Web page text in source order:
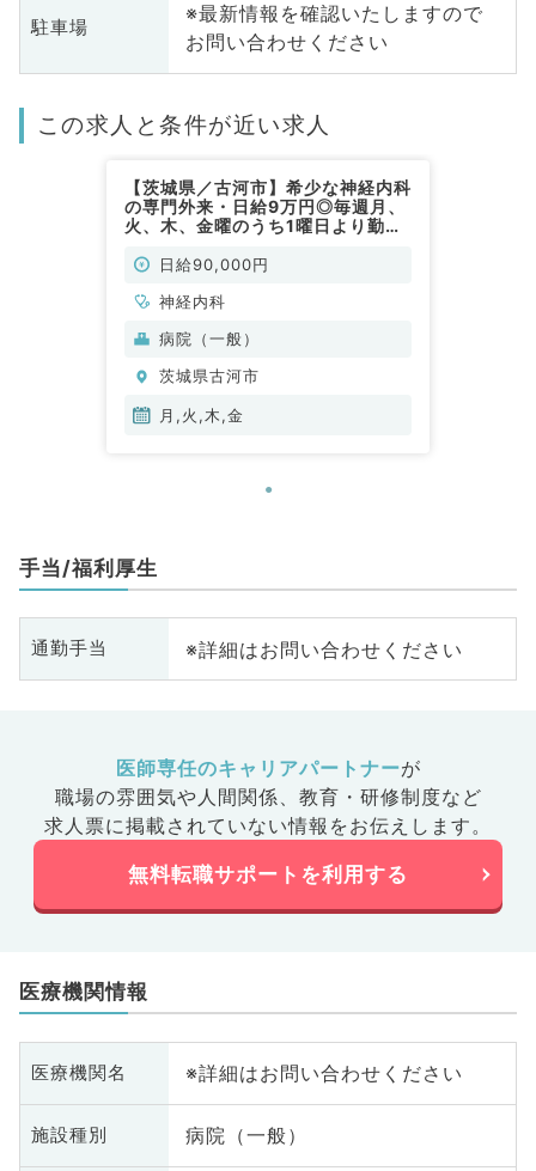
駐車場
※最新情報を確認いたしますので
お問い合わせください
この求人と条件が近い求人
【茨城県／古河市】希少な神経内科
の専門外来・日給9万円◎毎週月、
火、木、金曜のうち1曜日より勤務
経内科／非常勤）
日給90,000円
神経内科
病院（一般）
茨城県古河市
月,火,木,金
手当/福利厚生
通勤手当 ※詳細はお問い合わせください
医師専任のキャリアパートナーが
職場の雰囲気や人間関係、 教育・研修制度など
求人票に掲載されていない情報をお伝えします。
無料転職サポートを利用する
医療機関情報
医療機関名 ※詳細はお問い合わせください
施設種別 病院（一般）